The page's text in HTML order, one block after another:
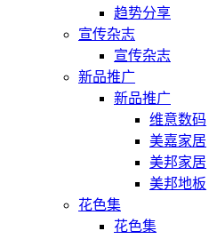
趋势分享
宣传杂志
宣传杂志
新品推广
新品推广
维意数码
美嘉家居
美邦家居
美邦地板
花色集
花色集